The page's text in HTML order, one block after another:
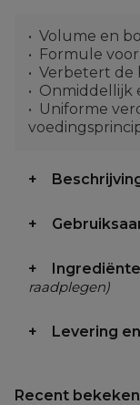
Volume en
Formule
Verbetert de
Onmiddellijk
Uniforme
raadplegen)
Levering
Recent